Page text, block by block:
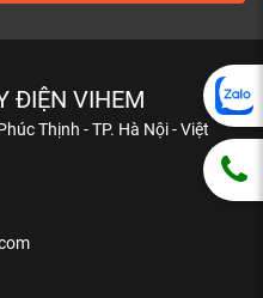
ĐIỆN VIHEM
Thịnh - TP. Hà Nội - Việt